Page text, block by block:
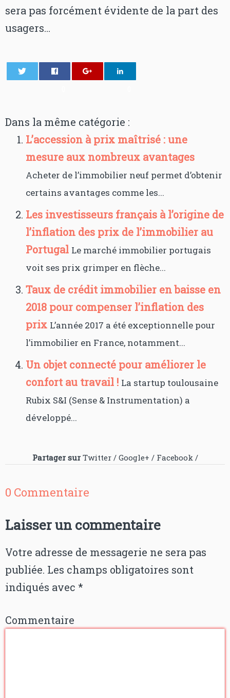
sera pas forcément évidente de la part des
usagers…
Dans la même catégorie :
L’accession à prix maîtrisé : une
mesure aux nombreux avantages
Acheter de l’immobilier neuf permet d’obtenir
certains avantages comme les...
Les investisseurs français à l’origine de
l’inflation des prix de l’immobilier au
Portugal Le marché immobilier portugais
voit ses prix grimper en flèche...
Taux de crédit immobilier en baisse en
2018 pour compenser l’inflation des
prix L’année 2017 a été exceptionnelle pour
l’immobilier en France, notamment...
Un objet connecté pour améliorer le
confort au travail ! La startup toulousaine
Rubix S&I (Sense & Instrumentation) a
développé...
Partager sur Twitter / Google+ / Facebook /
0 Commentaire
Laisser un commentaire
Votre adresse de messagerie ne sera pas
publiée. Les champs obligatoires sont
indiqués avec *
Commentaire